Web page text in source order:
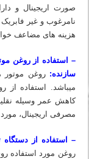
صورت اریجینال و
نامرغوب و غیر
هزینه های مضاعف
– استفاده از روغن
سازنده: روغن
میباشد. استفاده از
کاهش عمر وسیله
مصرفی اریجینال،
– استفاده از دستگاه
روغن مورد استفاده